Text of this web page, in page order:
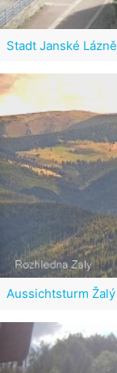
Stadt Janské Lázně
Aussichtsturm Žalý